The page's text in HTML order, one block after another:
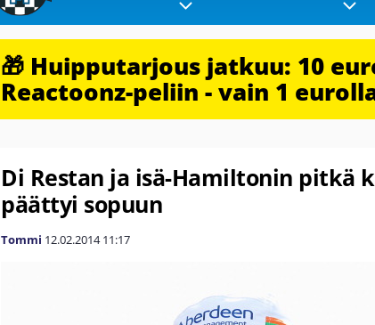
🎁 Huipputarjous jatkuu: 10
Reactoonz-peliin - vain 1
Di Restan ja isä-Hamiltonin pitkä
päättyi sopuun
Tommi 12.02.2014 11:17